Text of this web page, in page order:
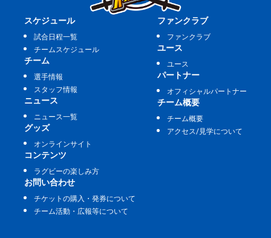
スケジュール
試合日程一覧
チームスケジュール
チーム
選手情報
スタッフ情報
ニュース
ニュース一覧
グッズ
オンラインサイト
ファンクラブ
ファンクラブ
ユース
ユース
パートナー
オフィシャルパートナー
チーム概要
チーム概要
アクセス/見学について
コンテンツ
ラグビーの楽しみ方
お問い合わせ
チケットの購入・発券について
チーム活動・広報等について